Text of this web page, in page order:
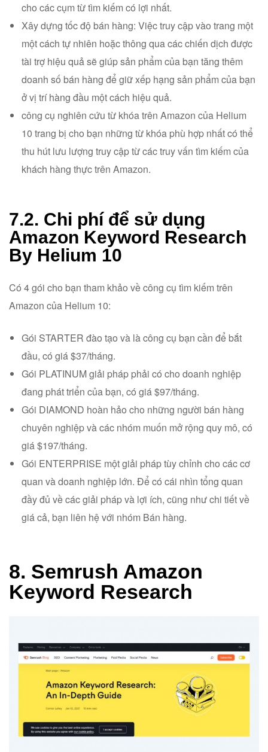
cho các cụm từ tìm kiếm có lợi nhất.
Xây dựng tốc độ bán hàng: Việc truy cập vào trang một
một cách tự nhiên hoặc thông qua các chiến dịch được
tài trợ hiệu quả sẽ giúp sản phẩm của bạn tăng thêm
doanh số bán hàng để giữ xếp hạng sản phẩm của bạn
ở vị trí hàng đầu một cách hiệu quả.
công cụ nghiên cứu từ khóa trên Amazon của Helium
10 trang bị cho bạn những từ khóa phù hợp nhất có thể
thu hút lưu lượng truy cập từ các truy vấn tìm kiếm của
khách hàng thực trên Amazon.
7.2. Chi phí để sử dụng
Amazon Keyword Research
By Helium 10
Có 4 gói cho bạn tham khảo về công cụ tìm kiếm trên
Amazon của Helium 10:
Gói STARTER đào tạo và là công cụ bạn cần để bắt
đầu, có giá $37/tháng.
Gói PLATINUM giải pháp phải có cho doanh nghiệp
đang phát triển của bạn, có giá $97/tháng.
Gói DIAMOND hoàn hảo cho những người bán hàng
chuyên nghiệp và các nhóm muốn mở rộng quy mô, có
giá $197/tháng.
Gói ENTERPRISE một giải pháp tùy chỉnh cho các cơ
quan và doanh nghiệp lớn. Để có cái nhìn tổng quan
đầy đủ về các giải pháp và lợi ích, cũng như chi tiết về
giá cả, bạn liên hệ với nhóm Bán hàng.
8. Semrush Amazon
Keyword Research